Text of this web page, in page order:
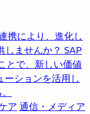
携により、進化し
しませんか？ SAP
とで、新しい価値
ーションを活用し
ア 通信・メディア